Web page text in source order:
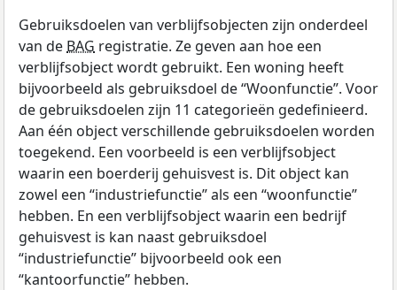
Gebruiksdoelen van verblijfsobjecten zijn onderdeel
van de BAG registratie. Ze geven aan hoe een
verblijfsobject wordt gebruikt. Een woning heeft
bijvoorbeeld als gebruiksdoel de “Woonfunctie”. Voor
de gebruiksdoelen zijn 11 categorieën gedefinieerd.
Aan één object verschillende gebruiksdoelen worden
toegekend. Een voorbeeld is een verblijfsobject
waarin een boerderij gehuisvest is. Dit object kan
zowel een “industriefunctie” als een “woonfunctie”
hebben. En een verblijfsobject waarin een bedrijf
gehuisvest is kan naast gebruiksdoel
“industriefunctie” bijvoorbeeld ook een
“kantoorfunctie” hebben.